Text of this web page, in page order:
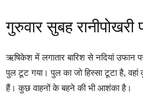
गुरुवार सुबह
ऋषिकेश में लगातार बारिश से नदियां उफान
पुल टूट गया। पुल का जो हिस्सा टूटा है,
हैं। कुछ वाहनों के बहने की भी आशंका है।